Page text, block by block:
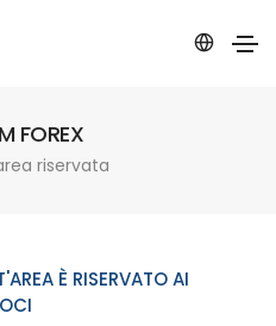
FOREX
riservata
È RISERVATO AI